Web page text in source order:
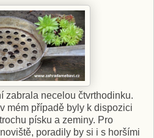
zabrala necelou čtvrthodinku.
mém případě byly k dispozici
písku a zeminy. Pro
poradily by si i s horšími